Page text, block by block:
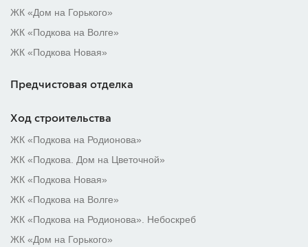
ЖК «Дом на Горького»
ЖК «Подкова на Волге»
ЖК «Подкова Новая»
Предчистовая отделка
Ход строительства
ЖК «Подкова на Родионова»
ЖК «Подкова. Дом на Цветочной»
ЖК «Подкова Новая»
ЖК «Подкова на Волге»
ЖК «Подкова на Родионова». Небоскреб
ЖК «Дом на Горького»